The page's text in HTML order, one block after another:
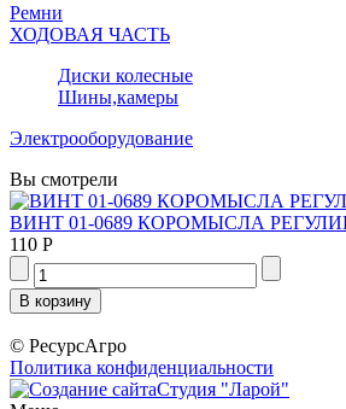
Ремни
ХОДОВАЯ ЧАСТЬ
Диски колесные
Шины,камеры
Электрооборудование
Вы смотрели
ВИНТ 01-0689 КОРОМЫСЛА
110 Р
© РесурсАгро
Политика конфиденциальности
Студия "Ларой"